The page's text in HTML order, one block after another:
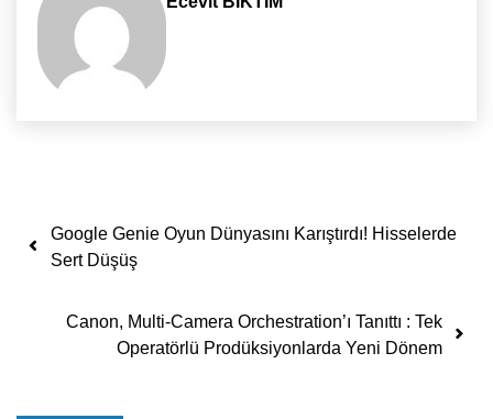
Yazı dolaşımı
Google Genie Oyun Dünyasını Karıştırdı! Hisselerde
Sert Düşüş
Canon, Multi-Camera Orchestration’ı Tanıttı : Tek
Operatörlü Prodüksiyonlarda Yeni Dönem